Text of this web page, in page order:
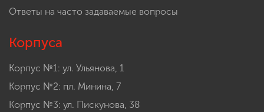
Ответы на часто задаваемые вопросы
Корпуса
Корпус №1: ул. Ульянова, 1
Корпус №2: пл. Минина, 7
Корпус №3: ул. Пискунова, 38